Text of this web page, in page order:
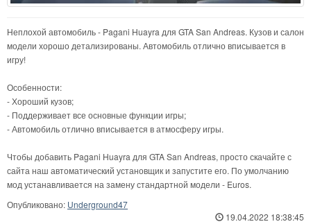
Неплохой автомобиль - Pagani Huayra для GTA San Andreas. Кузов и салон
модели хорошо детализированы. Автомобиль отлично вписывается в
игру!
Особенности:
- Хороший кузов;
- Поддерживает все основные функции игры;
- Автомобиль отлично вписывается в атмосферу игры.
Чтобы добавить Pagani Huayra для GTA San Andreas, просто скачайте с
сайта наш автоматический установщик и запустите его. По умолчанию
мод устанавливается на замену стандартной модели - Euros.
Опубликовано: Underground47
19.04.2022 18:38:45